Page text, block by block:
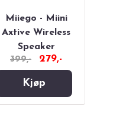
Miiego - Miini
Axtive Wireless
Speaker
399,-
279,-
Kjøp